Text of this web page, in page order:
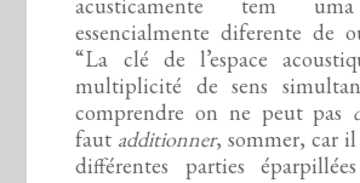
essencialmente diferente de
“La clé de l’espace
multiplicité de sens
comprendre on ne peut pas
faut additionner, sommer, car
différentes parties